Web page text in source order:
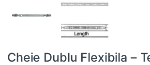
Cheie Dublu Flexibila –